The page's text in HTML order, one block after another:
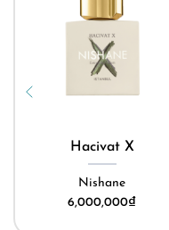
Hacivat X
Nishane
6,000,000₫